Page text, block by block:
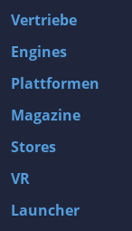
Vertriebe
Engines
Plattformen
Magazine
Stores
VR
Launcher